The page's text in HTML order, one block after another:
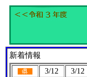
新着情報
3/12
3/12